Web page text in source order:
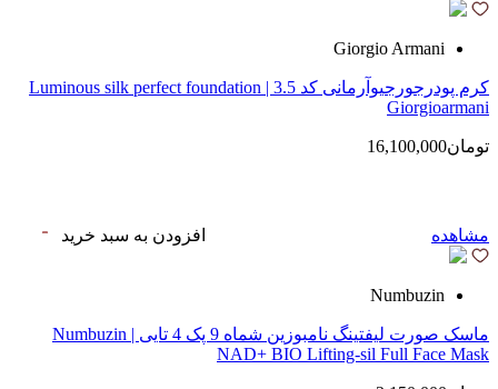
Giorgio Armani
کرم پودرجورجیوآرمانی کد 3.5 | Luminous silk perfect foundation
Giorgioarmani
تومان16,100,000
مشاهده افزودن به سبد خرید
Numbuzin
ماسک صورت لیفتینگ نامبوزین شماه 9 پک 4 تایی | Numbuzin
NAD+ BIO Lifting-sil Full Face Mask